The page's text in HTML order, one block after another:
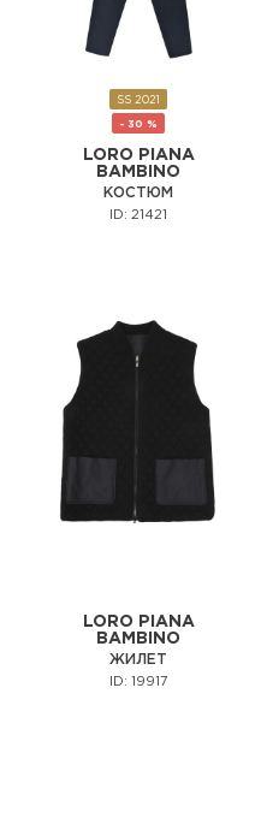
SS 2021
- 30 %
LORO PIANA
BAMBINO
КОСТЮМ
ID: 21421
LORO PIANA
BAMBINO
ЖИЛЕТ
ID: 19917